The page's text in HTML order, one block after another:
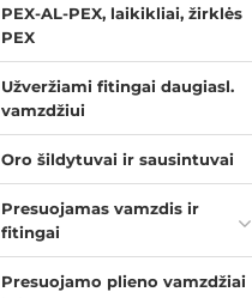
PEX-AL-PEX, laikikliai, žirklės
PEX
Užveržiami fitingai daugiasl.
vamzdžiui
Oro šildytuvai ir sausintuvai
Presuojamas vamzdis ir
fitingai
Presuojamo plieno vamzdžiai